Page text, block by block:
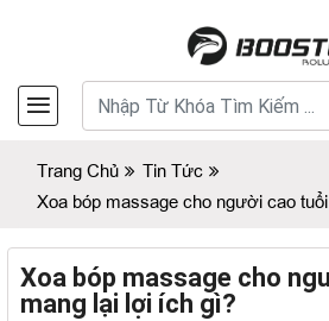
Trang Chủ
Tin Tức
Xoa bóp massage cho người cao
Xoa bóp massage cho
mang lại lợi ích gì?